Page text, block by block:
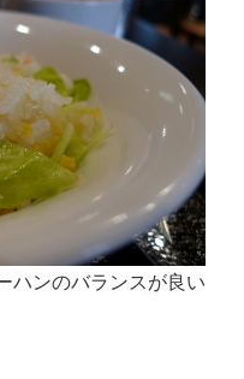
ハンのバランスが良い